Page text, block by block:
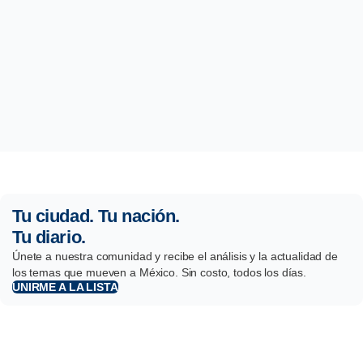
Tu ciudad. Tu nación.
Tu diario.
Únete a nuestra comunidad y recibe el análisis y la actualidad de
los temas que mueven a México. Sin costo, todos los días.
UNIRME A LA LISTA